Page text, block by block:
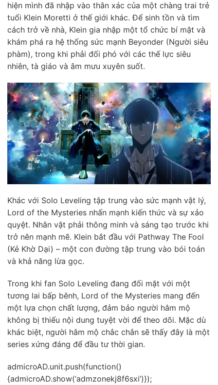
hiện mình đã nhập vào thân xác của một chàng trai trẻ
tuổi Klein Moretti ở thế giới khác. Để sinh tồn và tìm
cách trở về nhà, Klein gia nhập một tổ chức bí mật và
khám phá ra hệ thống sức mạnh Beyonder (Người siêu
phàm), trong khi phải đối phó với các thế lực siêu
nhiên, tà giáo và âm mưu xuyên suốt.
Khác với Solo Leveling tập trung vào sức mạnh vật lý,
Lord of the Mysteries nhấn mạnh kiến thức và sự xảo
quyệt. Nhân vật phải thông minh và sáng tạo trước khi
trở nên mạnh mẽ. Klein bắt đầu với Pathway The Fool
(Kẻ Khờ Dại) – một con đường tập trung vào bói toán
và khả năng lừa gọc.
Trong khi fan Solo Leveling đang đối mặt với một
tương lai bấp bênh, Lord of the Mysteries mang đến
một lựa chọn chất lượng, đảm bảo người hâm mộ
không bị thiếu nội dung tuyệt vời để theo dõi. Mặc dù
khác biệt, người hâm mộ chắc chắn sẽ thấy đây là một
series xứng đáng để đầu tư thời gian.
admicroAD.unit.push(function()
{admicroAD.show(‘admzonekj8f6sxi’)});